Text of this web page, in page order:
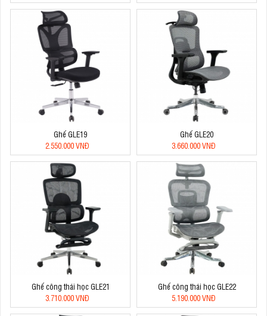
Ghế GLE19
2.550.000 VNĐ
Ghế GLE20
3.660.000 VNĐ
Ghế công thái học GLE21
3.710.000 VNĐ
Ghế công thái học GLE22
5.190.000 VNĐ